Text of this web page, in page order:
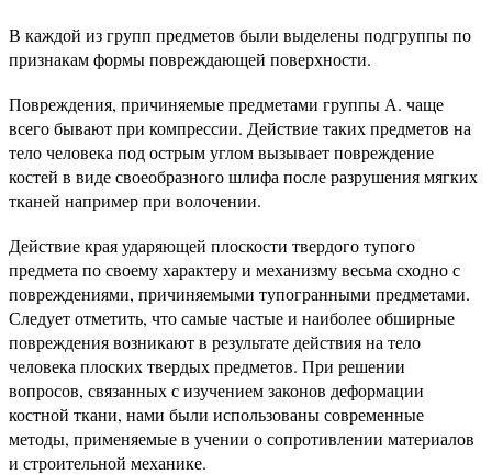
В каждой из групп предметов были выделены под­группы по
признакам формы повреждающей поверх­ности.
Повреждения, причиняемые предметами группы А. чаще
всего бывают при компрессии. Действие таких предметов на
тело человека под острым углом вызывает повреждение
костей в виде своеобразного шлифа после разрушения мягких
тканей например при волочении.
Действие края ударяющей плоскости твердого тупо­го
предмета по своему характеру и механизму весьма сходно с
повреждениями, причиняемыми тупогранными предметами.
Следует отметить, что самые частые и наи­более обширные
повреждения возникают в результате действия на тело
человека плоских твердых предметов. При решении
вопросов, связанных с изучением законов деформации
костной ткани, нами были использованы современные
методы, применяемые в учении о сопротивлении материалов
и строительной механике.